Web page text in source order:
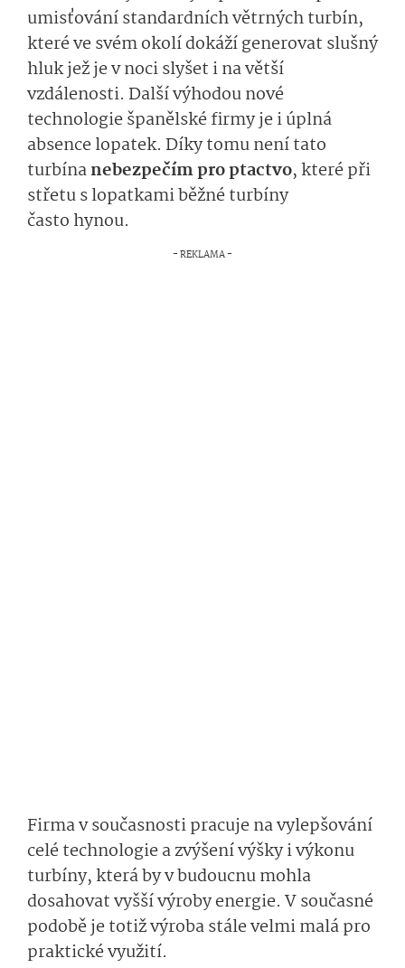
umisťování standardních větrných turbín,
které ve svém okolí dokáží generovat slušný
hluk jež je v noci slyšet i na větší
vzdálenosti. Další výhodou nové
technologie španělské firmy je i úplná
absence lopatek. Díky tomu není tato
turbínanebezpečím pro ptactvo, které při
střetu s lopatkami běžné turbíny
často hynou.
Firma v současnosti pracuje na vylepšování
celé technologie a zvýšení výšky i výkonu
turbíny, která by v budoucnu mohla
dosahovat vyšší výroby energie. V současné
podobě je totiž výroba stále velmi malá pro
praktické využití.